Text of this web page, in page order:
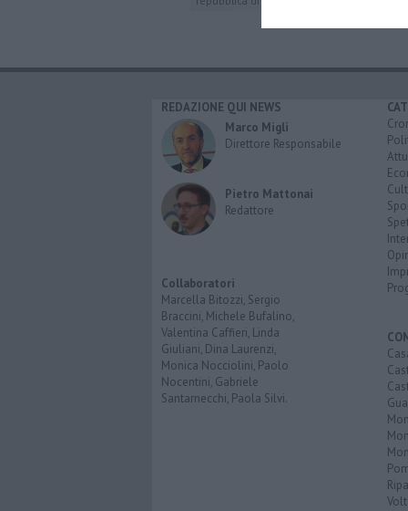
REDAZIONE QUI NEWS
Marco Migli
Direttore Responsabile
Pietro Mattonai
Redattore
Collaboratori
Marcella Bitozzi, Sergio
Braccini, Michele Bufalino,
Valentina Caffieri, Linda
Giuliani, Dina Laurenzi,
Monica Nocciolini, Paolo
Nocentini, Gabriele
Santarnecchi, Paola Silvi.